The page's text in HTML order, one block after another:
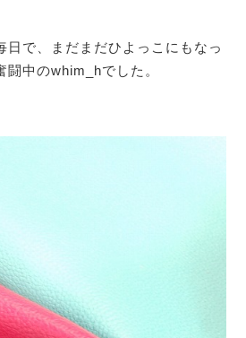
日で、まだまだひよっこにもなっ
中のwhim_hでした。